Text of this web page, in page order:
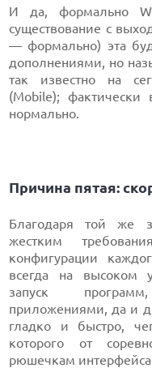
И да, формально
существование с
— формально) эта
дополнениями, но
так известно на
(Mobile); фактически
нормально.
Причина пятая:
Благодаря той же
жестким
конфигурации
всегда на высоком
запуск
приложениями, да и
гладко и быстро,
которого от
рюшечкам интерфейса